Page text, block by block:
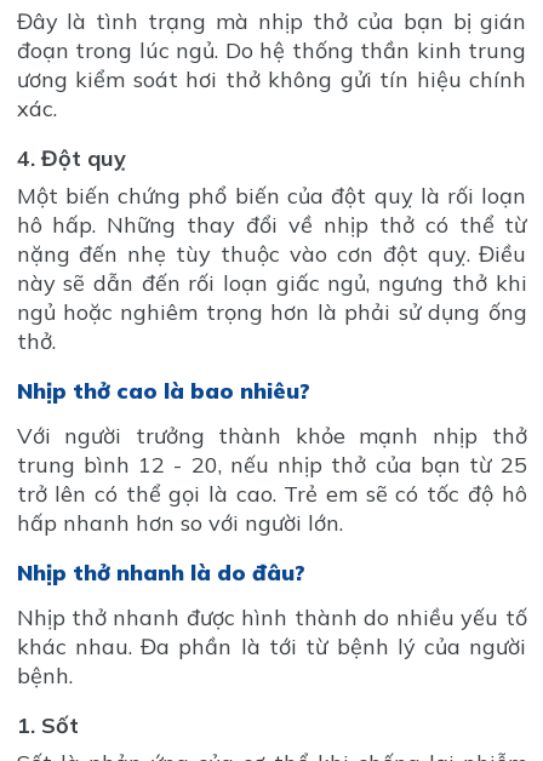
Đây là tình trạng mà nhịp thở của bạn bị gián
đoạn trong lúc ngủ. Do hệ thống thần kinh trung
ương kiểm soát hơi thở không gửi tín hiệu chính
xác.
4. Đột quỵ
Một biến chứng phổ biến của đột quỵ là rối loạn
hô hấp. Những thay đổi về nhịp thở có thể từ
nặng đến nhẹ tùy thuộc vào cơn đột quỵ. Điều
này sẽ dẫn đến rối loạn giấc ngủ, ngưng thở khi
ngủ hoặc nghiêm trọng hơn là phải sử dụng ống
thở.
Nhịp thở cao là bao nhiêu?
Với người trưởng thành khỏe mạnh nhịp thở
trung bình 12 - 20, nếu nhịp thở của bạn từ 25
trở lên có thể gọi là cao. Trẻ em sẽ có tốc độ hô
hấp nhanh hơn so với người lớn.
Nhịp thở nhanh là do đâu?
Nhịp thở nhanh được hình thành do nhiều yếu tố
khác nhau. Đa phần là tới từ bệnh lý của người
bệnh.
1. Sốt